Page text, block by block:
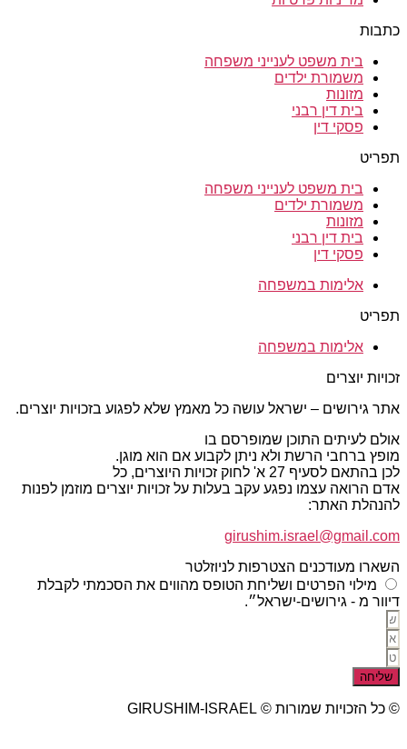
כתבות
בית משפט לענייני משפחה
משמורת ילדים
מזונות
בית דין רבני
פסקי דין
תפריט
בית משפט לענייני משפחה
משמורת ילדים
מזונות
בית דין רבני
פסקי דין
אלימות במשפחה
תפריט
אלימות במשפחה
זכויות יוצרים
אתר גירושים – ישראל עושה כל מאמץ שלא לפגוע בזכויות יוצרים.
אולם לעיתים התוכן שמופרסם בו
מופץ ברחבי הרשת ולא ניתן לקבוע אם הוא מוגן.
לכן בהתאם לסעיף 27 א' לחוק זכויות היוצרים, כל
אדם הרואה עצמו נפגע עקב בעלות על זכויות יוצרים מוזמן לפנות
להנהלת האתר:
girushim.israel@gmail.com
השארו מעודכנים הצטרפות לניוזלטר
מילוי הפרטים ושליחת הטופס מהווים את הסכמתי לקבלת
דיוור מ - גירושים-ישראל״.
שליחה
© כל הזכויות שמורות © GIRUSHIM-ISRAEL